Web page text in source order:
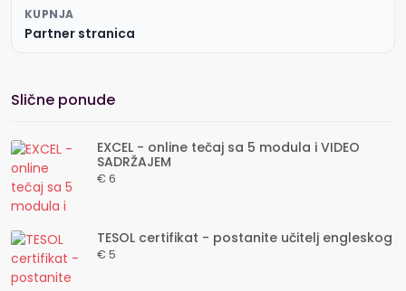
KUPNJA
Partner stranica
Slične ponude
EXCEL - online tečaj sa 5 modula i VIDEO
SADRŽAJEM
€ 6
TESOL certifikat - postanite učitelj engleskog
€ 5